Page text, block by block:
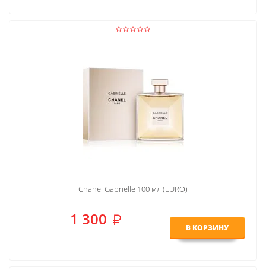
Chanel Gabrielle 100 мл (EURO)
1 300 В КОРЗИНУ